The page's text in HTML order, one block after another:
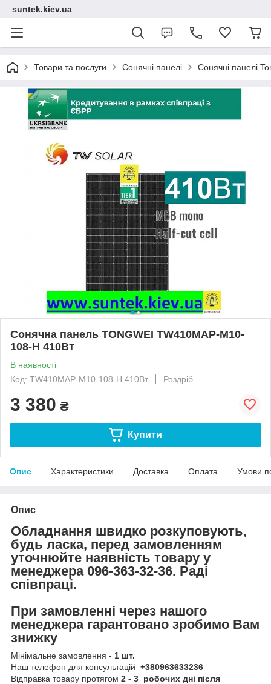
suntek.kiev.ua
Товари та послуги Сонячні панелі Сонячні панелі
Сонячна панель TONGWEI TW410MAP-M10-
108-H 410Вт
В наявності
Код: TW410MAP-M10-108-H 410Вт
Роздріб
3 380 ₴
Купити
Опис Характеристики Доставка Оплата Умови
Опис
Обладнання швидко розкуповують,
будь ласка, перед замовленням
уточнюйте наявність товару у
менеджера 096-363-32-36. Раді
співпраці.
При замовленні через нашого
менеджера гарантовано зробимо Вам
знижку
Мінімальне замовлення - 1 шт.
Наш телефон для консультацій +380963633236
Відправка товару протягом 2 - 3 робочих дні після